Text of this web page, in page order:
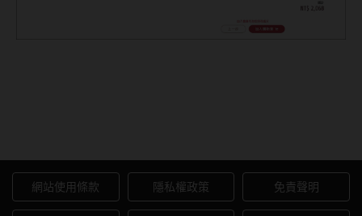
網站使用條款 隱私權政策 免責聲明